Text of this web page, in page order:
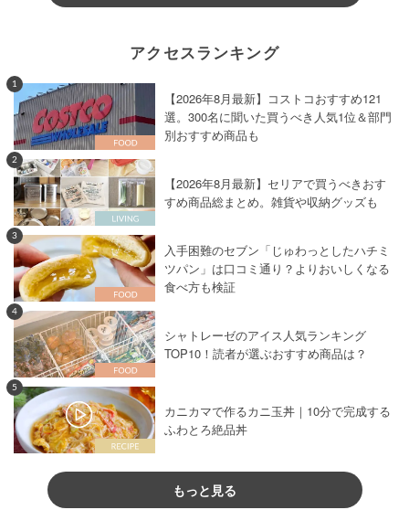
アクセスランキング
1
【2026年8月最新】コストコおすすめ121
選。300名に聞いた買うべき人気1位＆部門
別おすすめ商品も
2
【2026年8月最新】セリアで買うべきおす
すめ商品総まとめ。雑貨や収納グッズも
3
入手困難のセブン「じゅわっとしたハチミ
ツパン」は口コミ通り？よりおいしくなる
食べ方も検証
4
シャトレーゼのアイス人気ランキング
TOP10！読者が選ぶおすすめ商品は？
5
カニカマで作るカニ玉丼｜10分で完成する
ふわとろ絶品丼
もっと見る